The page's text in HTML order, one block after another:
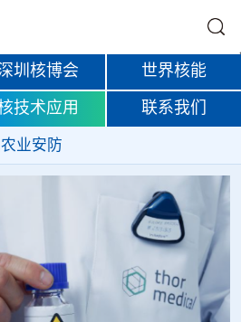
圳核博会 世界核能
技术应用 联系我们
农业安防